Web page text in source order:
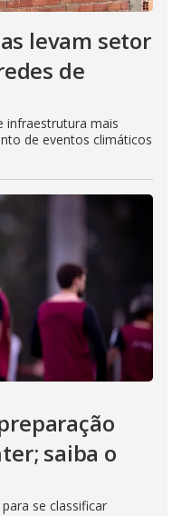
levam setor
de
infraestrutura mais
de eventos climáticos
saiba o
se classificar